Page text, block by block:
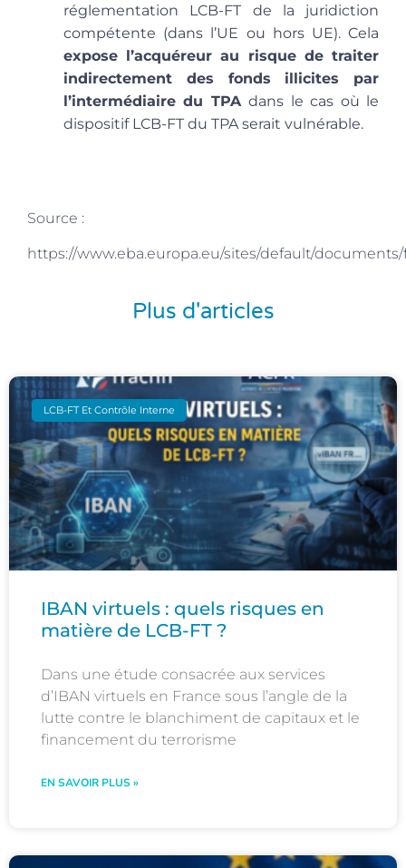
réglementation LCB-FT de la juridiction
compétente (dans l’UE ou hors UE). Cela
expose l’acquéreur au risque de traiter
indirectement des fonds illicites par
l’intermédiaire du TPAdans le cas où le
dispositif LCB-FT du TPA serait vulnérable.
Source :
https://www.eba.europa.eu/sites/default/
Plus d'articles
LCB-FT Et Contrôle Interne
IBAN virtuels : quels risques en
matière de LCB-FT ?
Dans une étude consacrée aux services
d’IBAN virtuels en France sous l’angle de la
lutte contre le blanchiment de capitaux et le
financement du terrorisme
EN SAVOIR PLUS »